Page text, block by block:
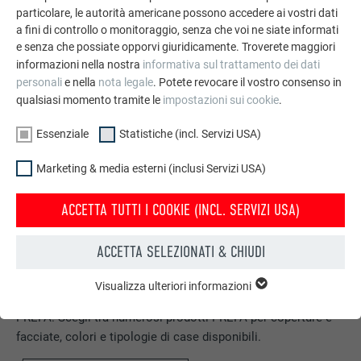
PREFA. Scegli tra numerosi prodotti PREFA per coperture e
facciate, colori e tipologie di case disponibili.
particolare, le autorità americane possono accedere ai vostri dati
a fini di controllo o monitoraggio, senza che voi ne siate informati
e senza che possiate opporvi giuridicamente. Troverete maggiori
informazioni nella nostra informativa sul trattamento dei dati
personalie nella nota legale. Potete revocare il vostro consenso in
qualsiasi momento tramite le impostazioni sui cookie.
Essenziale Statistiche (incl. Servizi USA)
Marketing & media esterni (inclusi Servizi USA)
ACCETTA TUTTI I COOKIE (INCL. SERVIZI USA)
ACCETTA SELEZIONATI & CHIUDI
funzionamento basilare del sito web. Grazie ad essi si
garantisce il funzionamento del sito web.
Visualizza ulteriori informazioni